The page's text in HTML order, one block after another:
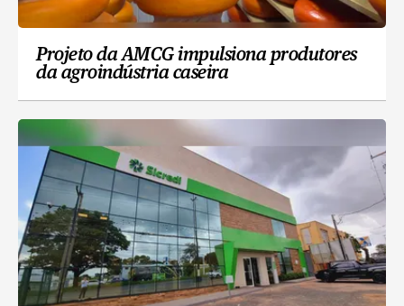
Projeto da AMCG impulsiona produtores
da agroindústria caseira